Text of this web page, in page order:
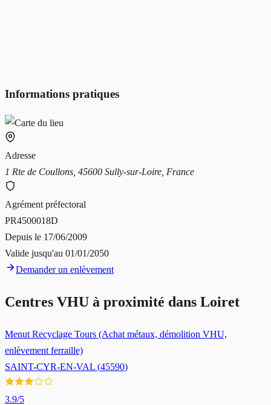
Informations pratiques
Adresse
1 Rte de Coullons, 45600 Sully-sur-Loire, France
Agrément préfectoral
PR4500018D
Depuis le 17/06/2009
Valide jusqu'au 01/01/2050
Demander un enlèvement
Centres VHU à proximité dans Loiret
Menut Recyclage Tours (Achat métaux, démolition VHU,
enlèvement ferraille)
SAINT-CYR-EN-VAL (45590)
3.9/5